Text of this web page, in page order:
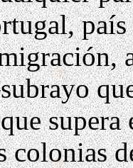
país
colonias